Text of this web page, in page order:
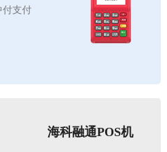
付支付
海科融通POS机